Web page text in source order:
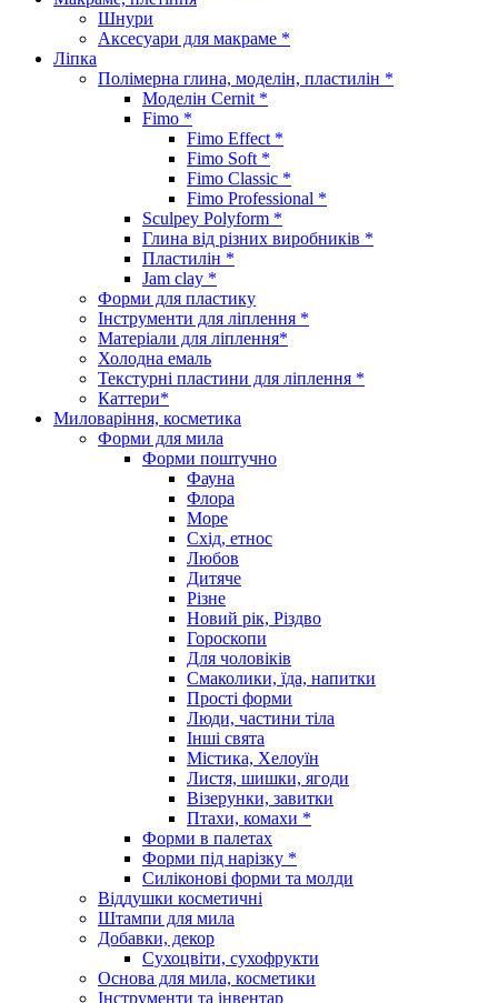
Шнури
Аксесуари для макраме *
Ліпка
Полімерна глина, моделін, пластилін *
Моделін Cernit *
Fimo *
Fimo Effect *
Fimo Soft *
Fimo Classic *
Fimo Professional *
Sculpey Polyform *
Глина від різних виробників *
Пластилін *
Jam clay *
Форми для пластику
Інструменти для ліплення *
Матеріали для ліплення*
Холодна емаль
Текстурні пластини для ліплення *
Каттери*
Миловаріння, косметика
Форми для мила
Форми поштучно
Фауна
Флора
Море
Схід, етнос
Любов
Дитяче
Різне
Новий рік, Різдво
Гороскопи
Для чоловіків
Смаколики, їда, напитки
Прості форми
Люди, частини тіла
Інші свята
Містика, Хелоуїн
Листя, шишки, ягоди
Візерунки, завитки
Птахи, комахи *
Форми в палетах
Форми під нарізку *
Силіконові форми та молди
Віддушки косметичні
Штампи для мила
Добавки, декор
Сухоцвіти, сухофрукти
Основа для мила, косметики
Інструменти та інвентар